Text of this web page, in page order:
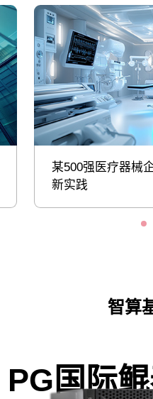
某500强医疗器械
新实践
智算
PG国际